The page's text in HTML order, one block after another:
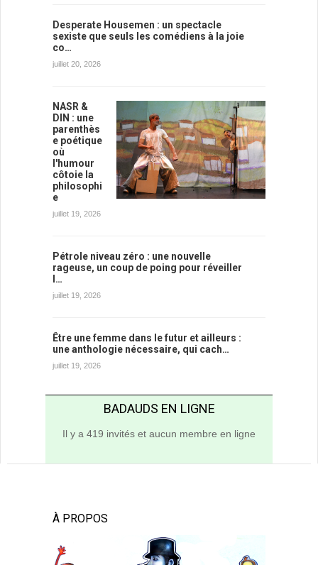
Desperate Housemen : un spectacle
sexiste que seuls les comédiens à la joie
co…
juillet 20, 2026
NASR &
DIN : une
parenthès
e poétique
où
l'humour
côtoie la
philosophi
e
juillet 19, 2026
Pétrole niveau zéro : une nouvelle
rageuse, un coup de poing pour réveiller
l…
juillet 19, 2026
Être une femme dans le futur et ailleurs :
une anthologie nécessaire, qui cach…
juillet 19, 2026
BADAUDS EN LIGNE
Il y a 419 invités et aucun membre en ligne
À PROPOS